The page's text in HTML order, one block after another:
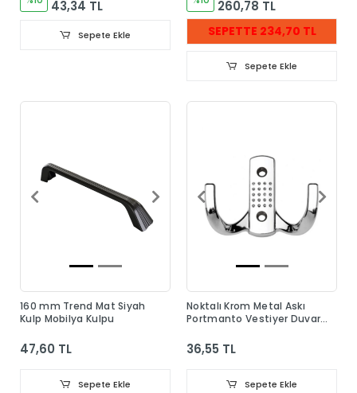
43,34 TL
Sepete Ekle
260,78 TL
SEPETTE 234,70 TL
Sepete Ekle
160 mm Trend Mat Siyah
Kulp Mobilya Kulpu
47,60 TL
Sepete Ekle
Noktalı Krom Metal Askı
Portmanto Vestiyer Duvar
36,55 TL
Sepete Ekle